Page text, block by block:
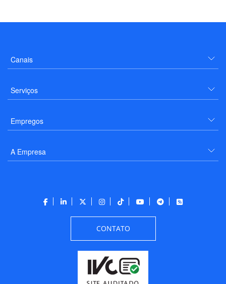
Canais
Serviços
Empregos
A Empresa
CONTATO